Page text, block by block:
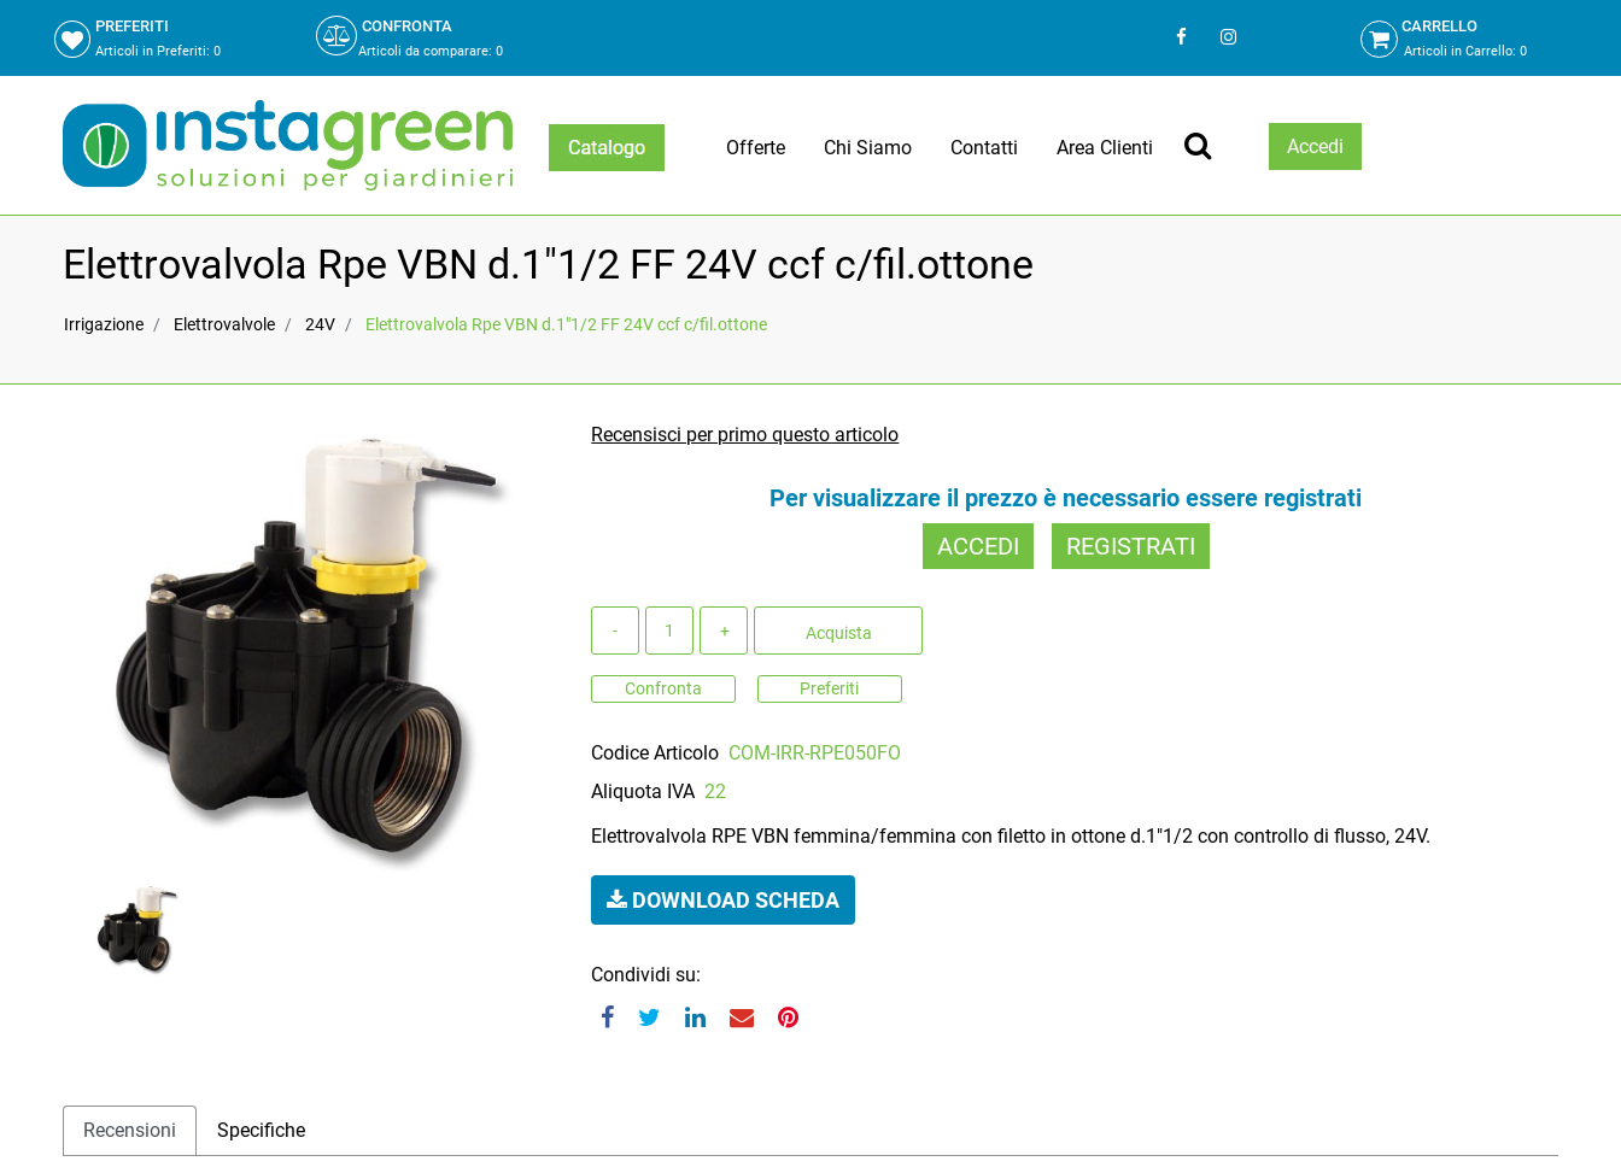
PREFERITI
Articoli in Preferiti: 0
CONFRONTA
Articoli da comparare: 0
CARRELLO
Articoli in Carrello:0
Offerte Chi Siamo Contatti Area Clienti Accedi
Elettrovalvola Rpe VBN d.1"1/2 FF 24V ccf c/fil.ottone
Irrigazione Elettrovalvole 24V Elettrovalvola Rpe VBN d.1"1/2 FF 24V ccf c/fil.ottone
Recensisci per primo questo articolo
Per visualizzare il prezzo è necessario essere registrati
ACCEDI
REGISTRATI
Acquista
Confronta Preferiti
Codice Articolo COM-IRR-RPE050FO
Aliquota IVA 22
Elettrovalvola RPE VBN femmina/femmina con filetto in ottone d.1"1/2 con controllo di flusso, 24V.
DOWNLOAD SCHEDA
Condividi su:
Recensioni Specifiche